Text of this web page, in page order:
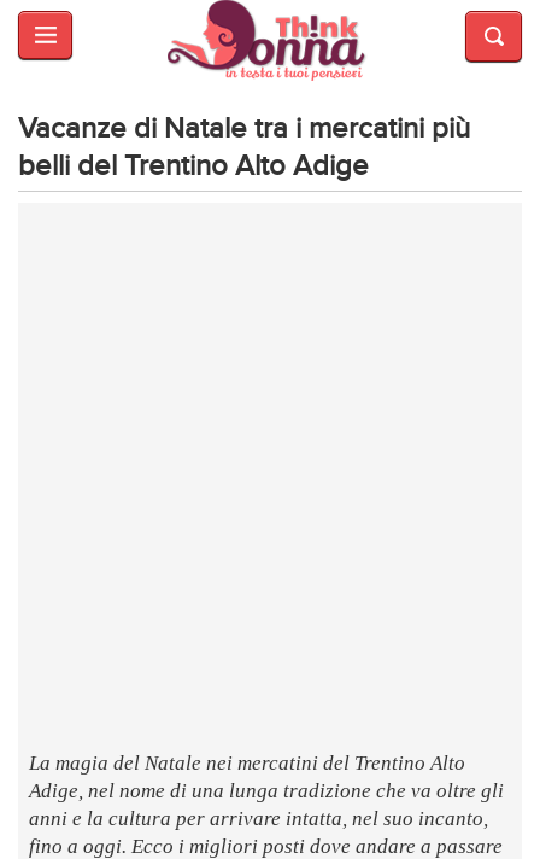
HOME
E
BELLEZZA
MODA
Vacanze di Natale tra i mercatini più
belli del Trentino Alto Adige
La magia del Natale nei mercatini del Trentino Alto
Adige, nel nome di una lunga tradizione che va oltre gli
anni e la cultura per arrivare intatta, nel suo incanto,
fino a oggi. Ecco i migliori posti dove andare a passare